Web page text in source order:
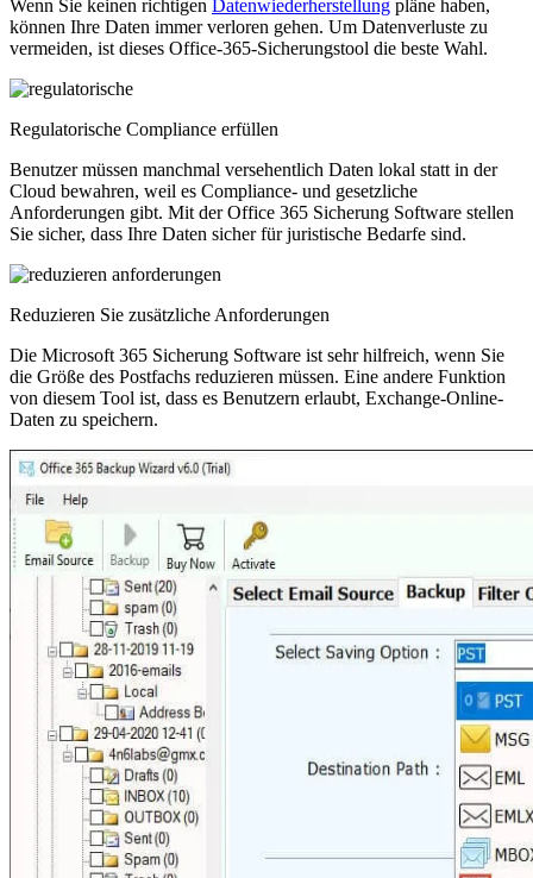
Wenn Sie keinen richtigen Datenwiederherstellung pläne haben,
können Ihre Daten immer verloren gehen. Um Datenverluste zu
vermeiden, ist dieses Office-365-Sicherungstool die beste Wahl.
Regulatorische Compliance erfüllen
Benutzer müssen manchmal versehentlich Daten lokal statt in der
Cloud bewahren, weil es Compliance- und gesetzliche
Anforderungen gibt. Mit der Office 365 Sicherung Software stellen
Sie sicher, dass Ihre Daten sicher für juristische Bedarfe sind.
Reduzieren Sie zusätzliche Anforderungen
Die Microsoft 365 Sicherung Software ist sehr hilfreich, wenn Sie
die Größe des Postfachs reduzieren müssen. Eine andere Funktion
von diesem Tool ist, dass es Benutzern erlaubt, Exchange-Online-
Daten zu speichern.